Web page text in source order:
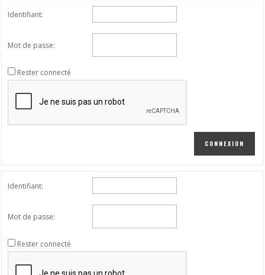
Identifiant:
Mot de passe:
Rester connecté
CONNEXION
Identifiant:
Mot de passe:
Rester connecté